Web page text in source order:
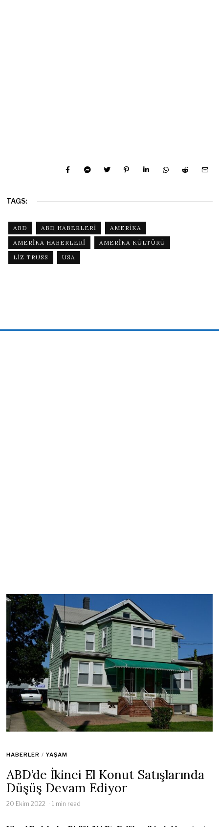
TAGS:
ABD ABD HABERLERI
AMERIKA
AMERIKA HABERLERI
AMERIKA KÜLTÜRÜ
LIZ TRUSS
USA
HABERLER / YAŞAM
ABD’de İkinci El Konut Satışlarında
Düşüş Devam Ediyor
20 Ekim 2022 1 min read